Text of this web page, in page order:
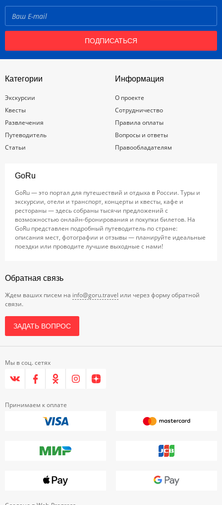
ПОДПИСАТЬСЯ
Категории
Экскурсии
Квесты
Развлечения
Путеводитель
Статьи
Информация
О проекте
Сотрудничество
Правила оплаты
Вопросы и ответы
Правообладателям
GoRu
GoRu — это портал для путешествий и отдыха в России. Туры и
экскурсии, отели и транспорт, концерты и квесты, кафе и
рестораны — здесь собраны тысячи предложений с
возможностью онлайн-бронирования и покупки билетов. На
GoRu представлен подробный путеводитель по стране:
описания мест, фотографии и отзывы — планируйте идеальные
поездки или проводите лучшие выходные с нами!
Обратная связь
Ждем ваших писем на info@goru.travel или через форму обратной
связи.
ЗАДАТЬ ВОПРОС
Мы в соц. сетях
Принимаем к оплате